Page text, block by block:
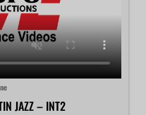
JAZZ – INT2